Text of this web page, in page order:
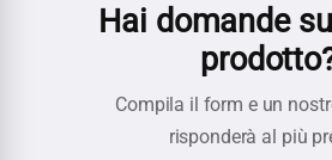
Hai domande
Compila il form e un
risponderà al più